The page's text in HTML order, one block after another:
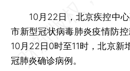
10月22日，北京疾控中心
市新型冠状病毒肺炎疫情防
10月22日0时至11时，北京新
冠肺炎确诊病例。